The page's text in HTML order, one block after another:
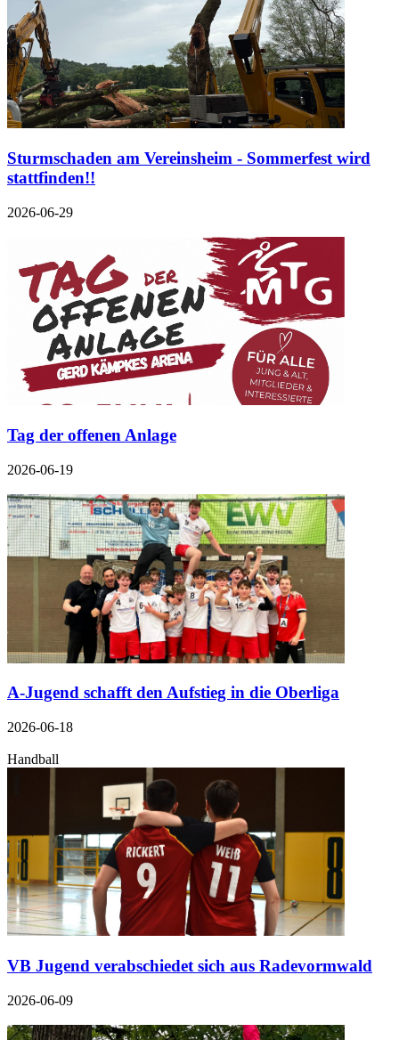
Sturmschaden am Vereinsheim - Sommerfest wird
stattfinden!!
2026-06-29
Tag der offenen Anlage
2026-06-19
A-Jugend schafft den Aufstieg in die Oberliga
2026-06-18
Handball
VB Jugend verabschiedet sich aus Radevormwald
2026-06-09